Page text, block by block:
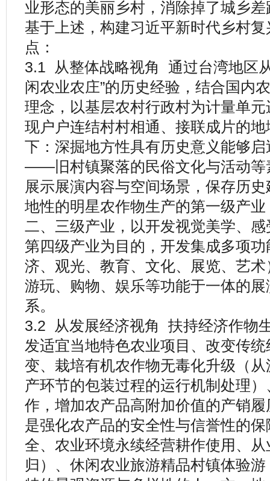
业形态的美丽乡村，消除掉了城乡差
基于上述，构建习近平新时代乡村
点：
3.1 从整体战略视角 通过台湾地区
闲农业农庄”的历史经验，结合国内
理念，以基层农村行政村为计量单
现户户连结村村相通、接联成片的
下：深掘地方性具有历史意义能够
——旧村镇聚落的民俗文化与活动等
展示展演内容与空间场景，保存历
地性的明星农作物生产的第一级产
二、三级产业，以开发视觉美学、
第四级产业为目的，开发集成多项
济、观光、教育、文化、展览、艺
游玩、购物、娱乐等功能于一体的
系。
3.2 从发展经济视角 扶持经济作物
发适宜当地特色农业项目、改变传
变、栽培有机农作物无毒化升级（
产环节的包装过程的运行机制处理
作，增加农产品高附加价值的产销
是强化农产品的安全性与信誉性的
全、农业环境永续经营耕作使用、
归）、休闲农业旅游精品村镇体验